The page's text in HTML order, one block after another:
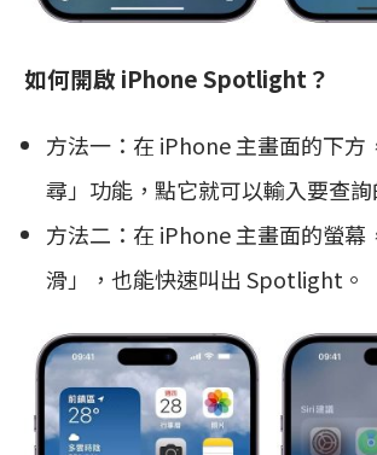
如何開啟 iPhone Spotlight？
方法一：在 iPhone 主畫面的下方
尋」功能，點它就可以輸入要查詢
方法二：在 iPhone 主畫面的螢幕
滑」，也能快速叫出 Spotlight。